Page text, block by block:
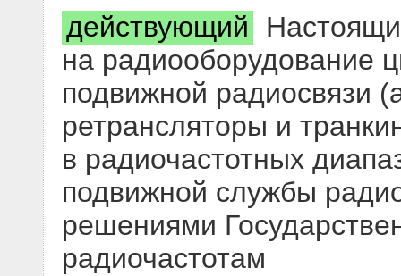
действующий
на радиооборудование
подвижной радиосвязи
ретрансляторы и
в радиочастотных
подвижной службы
решениями
радиочастотам